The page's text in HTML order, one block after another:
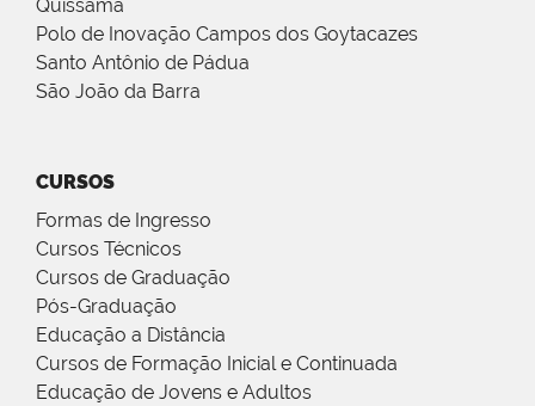
Quissamã
Polo de Inovação Campos dos Goytacazes
Santo Antônio de Pádua
São João da Barra
CURSOS
Formas de Ingresso
Cursos Técnicos
Cursos de Graduação
Pós-Graduação
Educação a Distância
Cursos de Formação Inicial e Continuada
Educação de Jovens e Adultos